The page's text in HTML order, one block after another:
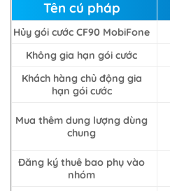
Tên cú pháp
Hủy gói cước CF90 MobiFone
Không gia hạn gói cước
Khách hàng chủ động gia
hạn gói cước
Mua thêm dung lượng dùng
chung
Đăng ký thuê bao phụ vào
nhóm